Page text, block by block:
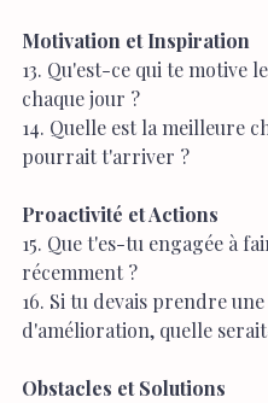
Motivation et Inspiration
13. Qu'est-ce qui te motive
chaque jour ?
14. Quelle est la meilleure
pourrait t'arriver ?
Proactivité et Actions
15. Que t'es-tu engagée à
récemment ?
16. Si tu devais prendre
d'amélioration, quelle
Obstacles et Solutions